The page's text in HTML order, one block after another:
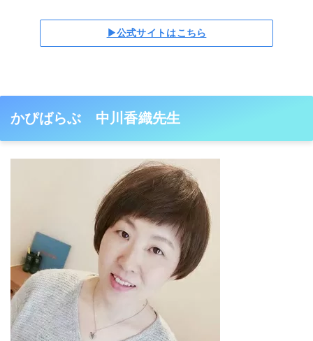
▶公式サイトはこちら
かぴばらぶ 中川香織先生